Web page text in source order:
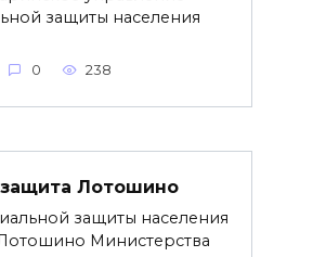
защиты населения
0 238
Лотошино
защиты населения
Министерства